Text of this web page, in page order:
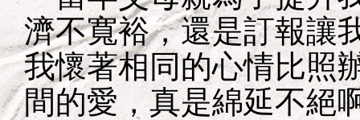
濟不寬裕，還是訂報讓
我懷著相同的心情比照
間的愛，真是綿延不絕